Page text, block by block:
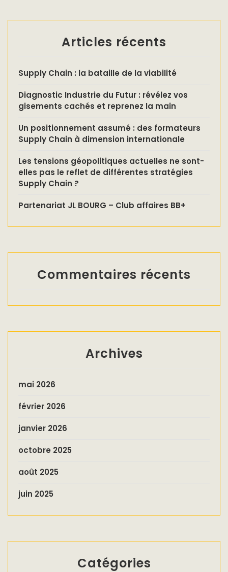
Articles récents
Supply Chain : la bataille de la viabilité
Diagnostic Industrie du Futur : révélez vos
gisements cachés et reprenez la main
Un positionnement assumé : des formateurs
Supply Chain à dimension internationale
Les tensions géopolitiques actuelles ne sont-
elles pas le reflet de différentes stratégies
Supply Chain ?
Partenariat JL BOURG – Club affaires BB+
Commentaires récents
Archives
mai 2026
février 2026
janvier 2026
octobre 2025
août 2025
juin 2025
Catégories